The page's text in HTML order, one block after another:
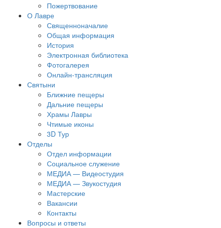
Пожертвование
О Лавре
Священноначалие
Общая информация
История
Электронная библиотека
Фотогалерея
Онлайн-трансляция
Святыни
Ближние пещеры
Дальние пещеры
Храмы Лавры
Чтимые иконы
3D Тур
Отделы
Отдел информации
Социальное служение
МЕДИА — Видеостудия
МЕДИА — Звукостудия
Мастерские
Вакансии
Контакты
Вопросы и ответы